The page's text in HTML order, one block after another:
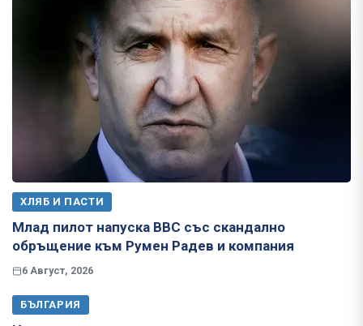
ХЛЯБ И ПАСТИ
Млад пилот напуска ВВС със скандално
обръщение към Румен Радев и компания
6 Август, 2026
БЪЛГАРИЯ